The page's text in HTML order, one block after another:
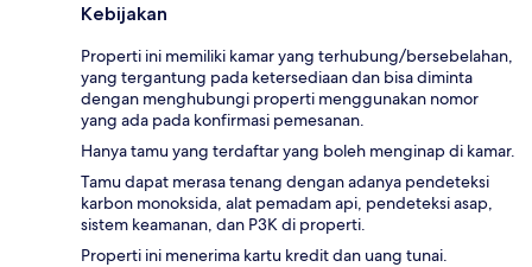
Kebijakan
Properti ini memiliki kamar yang terhubung/bersebelahan,
yang tergantung pada ketersediaan dan bisa diminta
dengan menghubungi properti menggunakan nomor
yang ada pada konfirmasi pemesanan.
Hanya tamu yang terdaftar yang boleh menginap di kamar.
Tamu dapat merasa tenang dengan adanya pendeteksi
karbon monoksida, alat pemadam api, pendeteksi asap,
sistem keamanan, dan P3K di properti.
Properti ini menerima kartu kredit dan uang tunai.